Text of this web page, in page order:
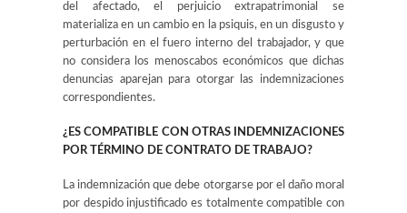
del afectado, el perjuicio extrapatrimonial se
materializa en un cambio en la psiquis, en un disgusto y
perturbación en el fuero interno del trabajador, y que
no considera los menoscabos económicos que dichas
denuncias aparejan para otorgar las indemnizaciones
correspondientes.
¿ES COMPATIBLE CON OTRAS INDEMNIZACIONES
POR TÉRMINO DE CONTRATO DE TRABAJO?
La indemnización que debe otorgarse por el daño moral
por despido injustificado es totalmente compatible con